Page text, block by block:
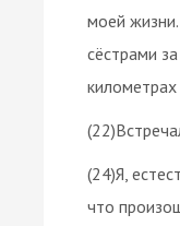
моей
сёстрами
(24)Я,
что